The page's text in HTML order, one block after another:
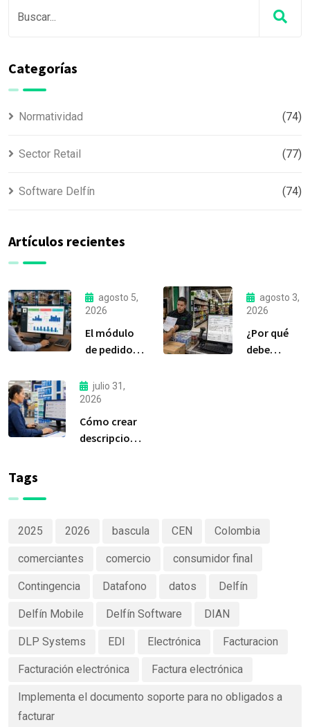
Categorías
Normatividad (74)
Sector Retail (77)
Software Delfín (74)
Artículos recientes
agosto 5,
2026
El módulo
de pedidos:
la
herramienta
más
importante
agosto 3,
2026
¿Por qué
debe
julio 31,
2026
Cómo crear
descripciones
Tags
2025 2026 bascula CEN Colombia
comerciantes comercio consumidor final
Contingencia Datafono datos Delfín
Delfín Mobile Delfín Software DIAN
DLP Systems EDI Electrónica Facturacion
Facturación electrónica Factura electrónica
Implementa el documento soporte para no obligados a
facturar